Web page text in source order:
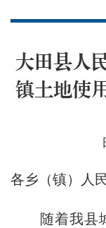
大田县人
镇土地使
各乡（镇）人
随着我县城